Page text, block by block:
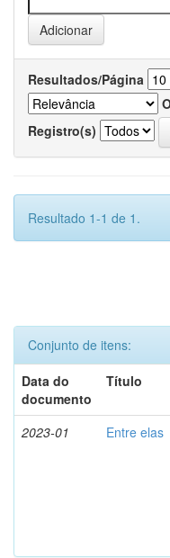
Resultados/Página
Registro(s)
Resultado 1-1 de 1.
Conjunto de itens:
Data do
documento
Título
2023-01 Entre elas